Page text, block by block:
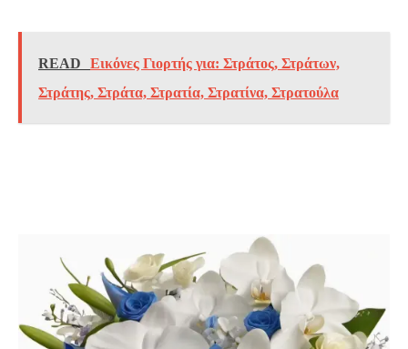
READ
Εικόνες Γιορτής για: Στράτος, Στράτων,
Στράτης, Στράτα, Στρατία, Στρατίνα, Στρατούλα